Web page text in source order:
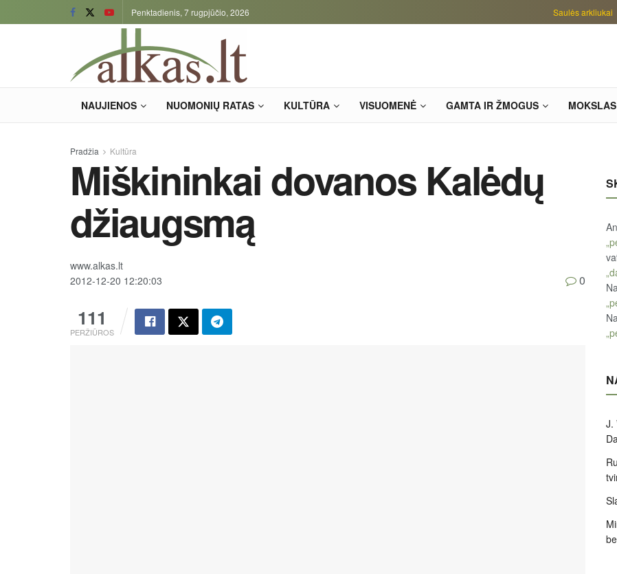
Penktadienis, 7 rugpjūčio, 2026 Saulės arkliukai
NAUJIENOS NUOMONIŲ RATAS KULTŪRA VISUOMENĖ GAMTA IR ŽMOGUS MOKSLAS
Pradžia Kultūra
Miškininkai dovanos Kalėdų
džiaugsmą
www.alkas.lt
2012-12-20 12:20:03
111
PERŽIŪROS
0
J.